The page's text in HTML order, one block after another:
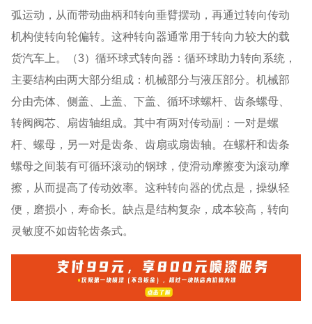
弧运动，从而带动曲柄和转向垂臂摆动，再通过转向传动
机构使转向轮偏转。这种转向器通常用于转向力较大的载
货汽车上。（3）循环球式转向器：循环球助力转向系统，
主要结构由两大部分组成：机械部分与液压部分。机械部
分由壳体、侧盖、上盖、下盖、循环球螺杆、齿条螺母、
转阀阀芯、扇齿轴组成。其中有两对传动副：一对是螺
杆、螺母，另一对是齿条、齿扇或扇齿轴。在螺杆和齿条
螺母之间装有可循环滚动的钢球，使滑动摩擦变为滚动摩
擦，从而提高了传动效率。这种转向器的优点是，操纵轻
便，磨损小，寿命长。缺点是结构复杂，成本较高，转向
灵敏度不如齿轮齿条式。